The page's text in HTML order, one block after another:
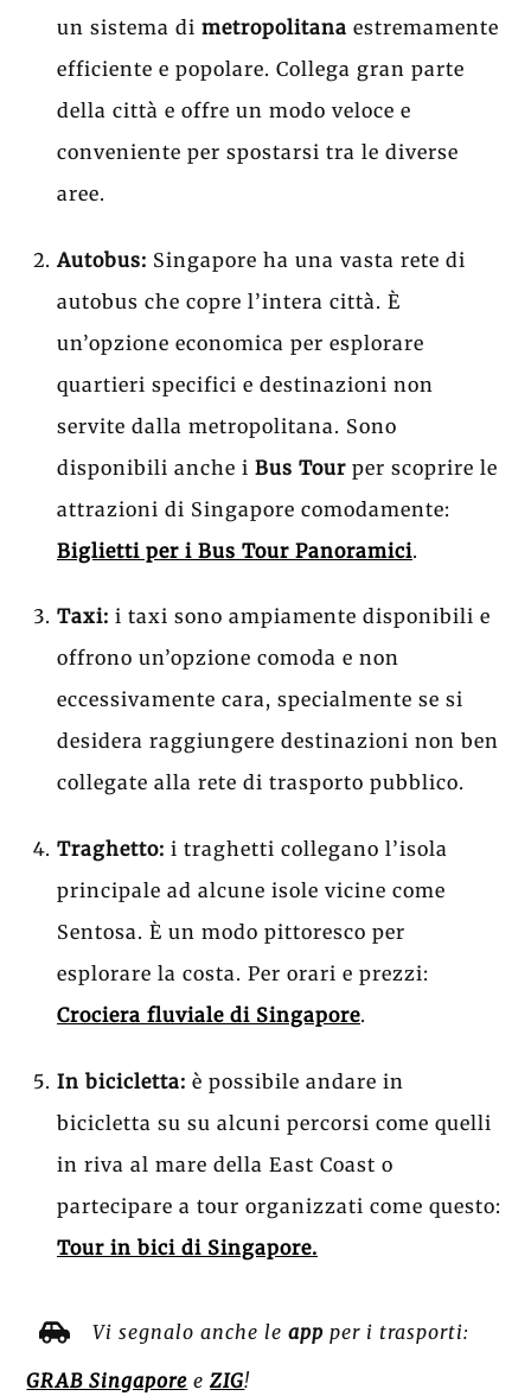
un sistema di metropolitana estremamente
efficiente e popolare. Collega gran parte
della città e offre un modo veloce e
conveniente per spostarsi tra le diverse
aree.
Autobus: Singapore ha una vasta rete di
autobus che copre l’intera città. È
un’opzione economica per esplorare
quartieri specifici e destinazioni non
servite dalla metropolitana. Sono
disponibili anche i Bus Tour per scoprire le
attrazioni di Singapore comodamente:
Biglietti per i Bus Tour Panoramici.
Taxi: i taxi sono ampiamente disponibili e
offrono un’opzione comoda e non
eccessivamente cara, specialmente se si
desidera raggiungere destinazioni non ben
collegate alla rete di trasporto pubblico.
Traghetto: i traghetti collegano l’isola
principale ad alcune isole vicine come
Sentosa. È un modo pittoresco per
esplorare la costa. Per orari e prezzi:
Crociera fluviale di Singapore.
In bicicletta: è possibile andare in
bicicletta su su alcuni percorsi come quelli
in riva al mare della East Coast o
partecipare a tour organizzati come questo:
Tour in bici di Singapore.
Vi segnalo anche le appper i trasporti:
GRAB Singapore eZIG!